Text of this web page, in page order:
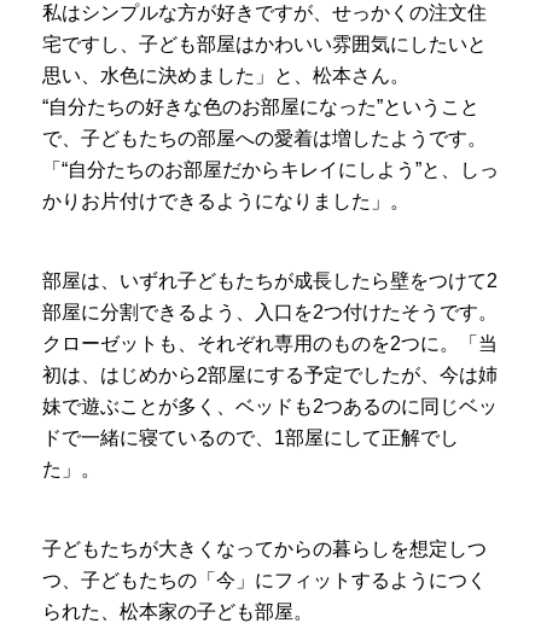
私はシンプルな方が好きですが、せっかくの注文住
宅ですし、子ども部屋はかわいい雰囲気にしたいと
思い、水色に決めました」と、松本さん。
“自分たちの好きな色のお部屋になった”ということ
で、子どもたちの部屋への愛着は増したようです。
「“自分たちのお部屋だからキレイにしよう”と、しっ
かりお片付けできるようになりました」。
部屋は、いずれ子どもたちが成長したら壁をつけて2
部屋に分割できるよう、入口を2つ付けたそうです。
クローゼットも、それぞれ専用のものを2つに。「当
初は、はじめから2部屋にする予定でしたが、今は姉
妹で遊ぶことが多く、ベッドも2つあるのに同じベッ
ドで一緒に寝ているので、1部屋にして正解でし
た」。
子どもたちが大きくなってからの暮らしを想定しつ
つ、子どもたちの「今」にフィットするようにつく
られた、松本家の子ども部屋。